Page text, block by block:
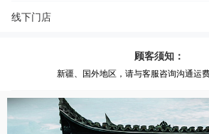
线下门店
顾客须知：
新疆、国外地区，请与客服咨询沟通运